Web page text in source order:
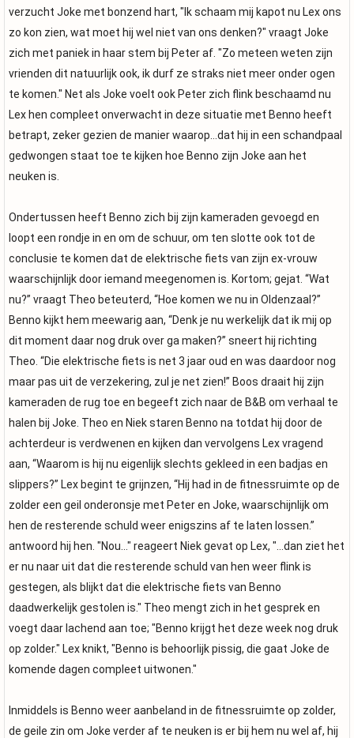
verzucht Joke met bonzend hart, "Ik schaam mij kapot nu Lex ons
zo kon zien, wat moet hij wel niet van ons denken?" vraagt Joke
zich met paniek in haar stem bij Peter af. "Zo meteen weten zijn
vrienden dit natuurlijk ook, ik durf ze straks niet meer onder ogen
te komen." Net als Joke voelt ook Peter zich flink beschaamd nu
Lex hen compleet onverwacht in deze situatie met Benno heeft
betrapt, zeker gezien de manier waarop…dat hij in een schandpaal
gedwongen staat toe te kijken hoe Benno zijn Joke aan het
neuken is.
Ondertussen heeft Benno zich bij zijn kameraden gevoegd en
loopt een rondje in en om de schuur, om ten slotte ook tot de
conclusie te komen dat de elektrische fiets van zijn ex-vrouw
waarschijnlijk door iemand meegenomen is. Kortom; gejat. “Wat
nu?” vraagt Theo beteuterd, “Hoe komen we nu in Oldenzaal?”
Benno kijkt hem meewarig aan, “Denk je nu werkelijk dat ik mij op
dit moment daar nog druk over ga maken?” sneert hij richting
Theo. “Die elektrische fiets is net 3 jaar oud en was daardoor nog
maar pas uit de verzekering, zul je net zien!” Boos draait hij zijn
kameraden de rug toe en begeeft zich naar de B&B om verhaal te
halen bij Joke. Theo en Niek staren Benno na totdat hij door de
achterdeur is verdwenen en kijken dan vervolgens Lex vragend
aan, “Waarom is hij nu eigenlijk slechts gekleed in een badjas en
slippers?” Lex begint te grijnzen, “Hij had in de fitnessruimte op de
zolder een geil onderonsje met Peter en Joke, waarschijnlijk om
hen de resterende schuld weer enigszins af te laten lossen.”
antwoord hij hen. "Nou..." reageert Niek gevat op Lex, "...dan ziet het
er nu naar uit dat die resterende schuld van hen weer flink is
gestegen, als blijkt dat die elektrische fiets van Benno
daadwerkelijk gestolen is." Theo mengt zich in het gesprek en
voegt daar lachend aan toe; "Benno krijgt het deze week nog druk
op zolder." Lex knikt, "Benno is behoorlijk pissig, die gaat Joke de
komende dagen compleet uitwonen."
Inmiddels is Benno weer aanbeland in de fitnessruimte op zolder,
de geile zin om Joke verder af te neuken is er bij hem nu wel af, hij